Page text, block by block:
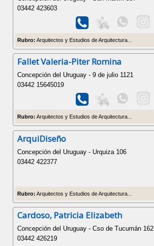
03442 423603
Rubro: Arquitectos y Estudios de Arquitectura...
Fallet Valeria-Piter Romina
Concepción del Uruguay - 9 de julio 1121
03442 15645019
Rubro: Arquitectos y Estudios de Arquitectura...
ArquiDiseño
Concepción del Uruguay - Urquiza 106
03442 422377
Rubro: Arquitectos y Estudios de Arquitectura...
Cardoso, Patricia Elizabeth
Concepción del Uruguay - Cso de Tucumán 162
03442 426219